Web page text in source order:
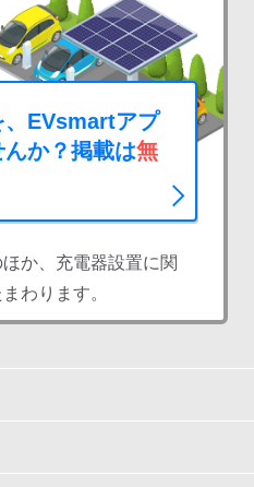
、EVsmartアプ
か？掲載は無
か、充電器設置に関
わります。